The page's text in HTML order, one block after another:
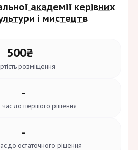
академії керівних
і мистецтв
500₴
розміщення
-
час до першого рішення
-
до остаточного рішення